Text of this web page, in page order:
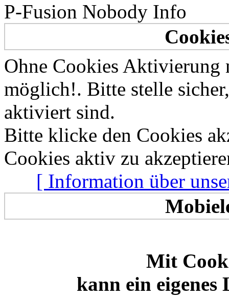
Allen ein frohes Fest
Emily
#tralla#01
Allen
Frischen Wind
P-Fusion Nobody Info
Ohne Cookies Aktivierung
möglich!. Bitte stelle
aktiviert sind.
Bitte klicke den Cookies
Cookies aktiv zu
[ Information über
Mit
kann ein